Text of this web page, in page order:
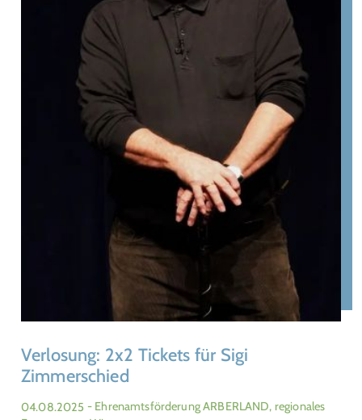
Verlosung: 2x2 Tickets für Sigi
Zimmerschied
04.08.2025 - Ehrenamtsförderung ARBERLAND, regionales